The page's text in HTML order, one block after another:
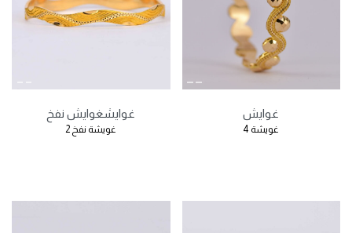
غوايش
غويشة 4
غوايشغوايش نفخ
غويشة نفخ 2